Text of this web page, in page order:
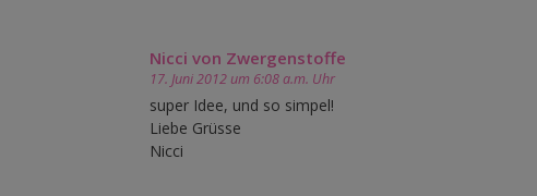
Nicci von Zwergenstoffe
17. Juni 2012 um 6:08 a.m. Uhr
super Idee, und so simpel!
Liebe Grüsse
Nicci